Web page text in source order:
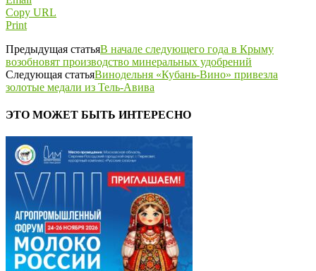
Copy URL
Print
Предыдущая статьяВ начале следующего года в Крыму
возобновят производство минеральных удобрений
Следующая статьяВинодельня «Кубань-Вино» привезла
золотые медали из Тель-Авива
ЭТО МОЖЕТ БЫТЬ ИНТЕРЕСНО